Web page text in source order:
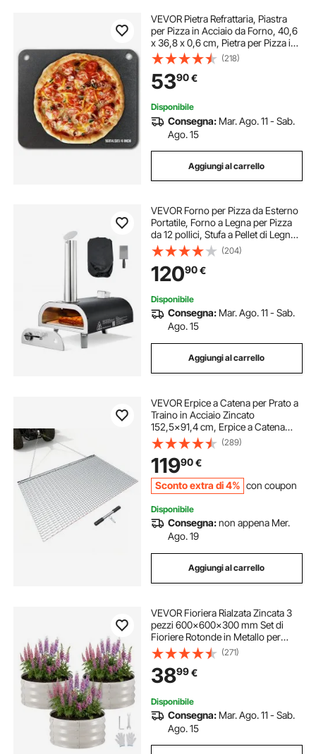
VEVOR Pietra Refrattaria, Piastra
per Pizza in Acciaio da Forno, 40,6
x 36,8 x 0,6 cm, Pietra per Pizza in
Acciaio al Carbonio, Teglia per
Pizza Resistente per Barbecue
all'Aperto, Forno per Interni
(218)
5390€
Disponibile
Consegna: Mar. Ago. 11 - Sab.
Ago. 15
Aggiungi al carrello
VEVOR Forno per Pizza da Esterno
Portatile, Forno a Legna per Pizza
da 12 pollici, Stufa a Pellet di Legno
con Termometro per Campeggio
all'Aperto, Cortile, Giardino, Nero
(204)
12090€
Disponibile
Consegna: Mar. Ago. 11 - Sab.
Ago. 15
Aggiungi al carrello
VEVOR Erpice a Catena per Prato a
Traino in Acciaio Zincato
152,5x91,4 cm, Erpice a Catena
Trainato Rete Livellatrice, Rete in
Metallo Compatibile per Trattori
ATV Tosaerba per Giardinaggio
(289)
11990€
Sconto extra di 4% con coupon
Disponibile
Consegna:non appena Mer.
Ago. 19
Aggiungi al carrello
VEVOR Fioriera Rialzata Zincata 3
pezzi 600x600x300 mm Set di
Fioriere Rotonde in Metallo per
Esterno, Aiuola Rialzata Senza
Fondo in Metallo per Coltivazione
Fiori Verdure Orto Colore Beige
(271)
3899€
Disponibile
Consegna: Mar. Ago. 11 - Sab.
Ago. 15